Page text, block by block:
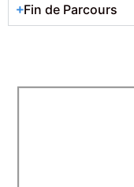
Fin de Parcours